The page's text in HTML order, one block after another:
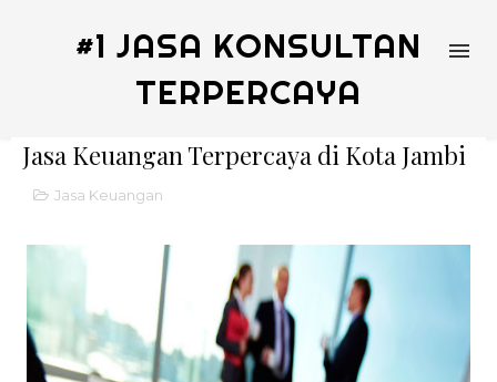
#1 JASA KONSULTAN
TERPERCAYA
Jasa Keuangan Terpercaya di Kota Jambi
Jasa Keuangan